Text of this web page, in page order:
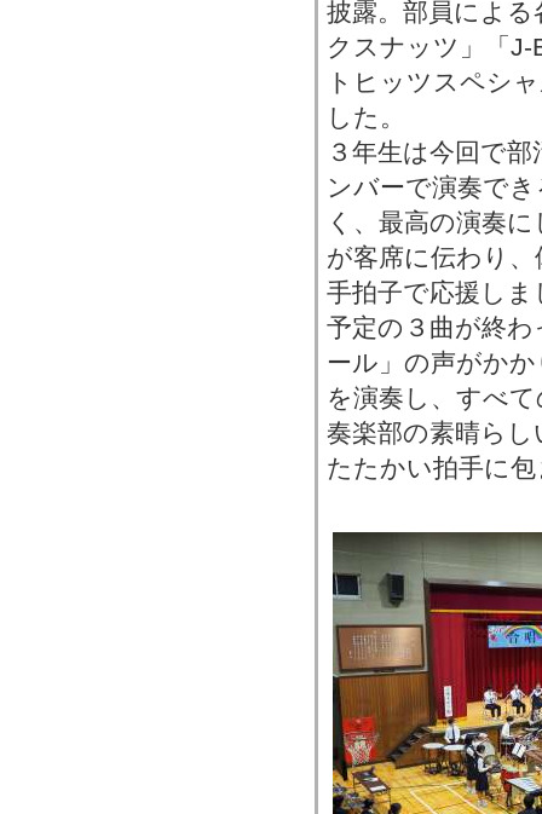
披露。部員によ
クスナッツ」「J-
トヒッツスペシ
した。
３年生は今回で
ンバーで演奏で
く、最高の演奏
が客席に伝わり
手拍子で応援しま
予定の３曲が終
ール」の声がか
を演奏し、すべ
奏楽部の素晴ら
たたかい拍手に